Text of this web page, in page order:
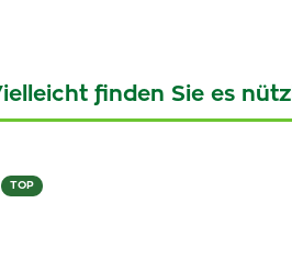
finden Sie es
TOP